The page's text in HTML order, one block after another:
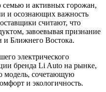
и активных горожан,
и осознающих важность
считают, что
завоевывая признание
Ближнего Востока.
электрического
бренда Li Auto на рынке,
модель, сочетающую
и экологичность.